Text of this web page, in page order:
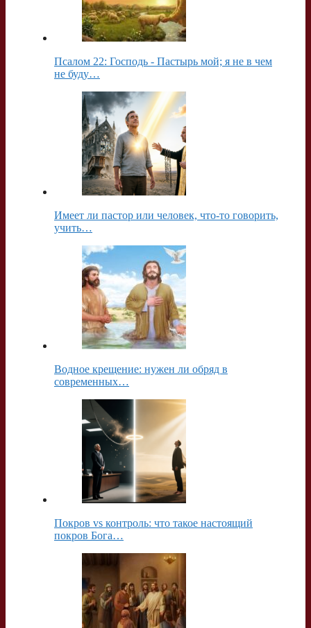
Псалом 22: Господь - Пастырь мой; я не в чем
не буду…
Имеет ли пастор или человек, что-то говорить,
учить…
Водное крещение: нужен ли обряд в
современных…
Покров vs контроль: что такое настоящий
покров Бога…